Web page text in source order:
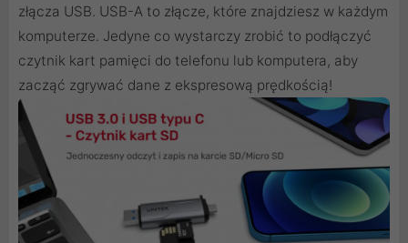
złącza USB. USB-A to złącze, które znajdziesz w każdym
komputerze. Jedyne co wystarczy zrobić to podłączyć
czytnik kart pamięci do telefonu lub komputera, aby
zacząć zgrywać dane z ekspresową prędkością!